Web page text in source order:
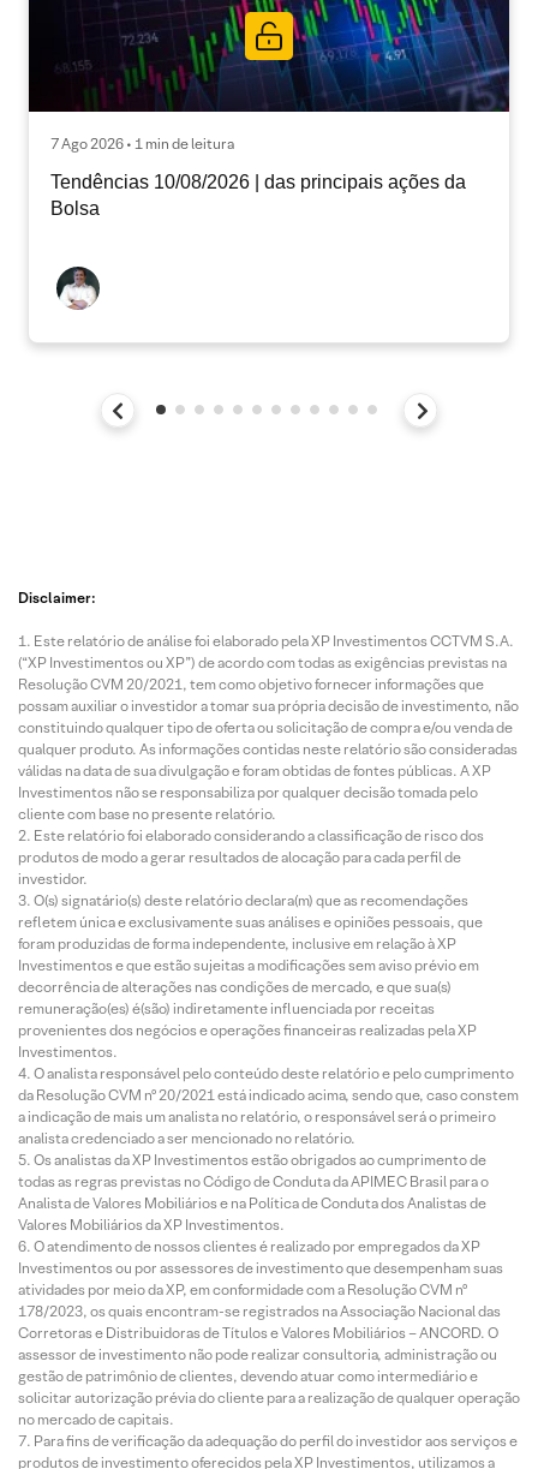
7 Ago 2026 • 1 min de leitura
Tendências 10/08/2026 | das principais ações da
Bolsa
Disclaimer:
Este relatório de análise foi elaborado pela XP Investimentos CCTVM S.A.
(“XP Investimentos ou XP”) de acordo com todas as exigências previstas na
Resolução CVM 20/2021, tem como objetivo fornecer informações que
possam auxiliar o investidor a tomar sua própria decisão de investimento, não
constituindo qualquer tipo de oferta ou solicitação de compra e/ou venda de
qualquer produto. As informações contidas neste relatório são consideradas
válidas na data de sua divulgação e foram obtidas de fontes públicas. A XP
Investimentos não se responsabiliza por qualquer decisão tomada pelo
cliente com base no presente relatório.
Este relatório foi elaborado considerando a classificação de risco dos
produtos de modo a gerar resultados de alocação para cada perfil de
investidor.
O(s) signatário(s) deste relatório declara(m) que as recomendações
refletem única e exclusivamente suas análises e opiniões pessoais, que
foram produzidas de forma independente, inclusive em relação à XP
Investimentos e que estão sujeitas a modificações sem aviso prévio em
decorrência de alterações nas condições de mercado, e que sua(s)
remuneração(es) é(são) indiretamente influenciada por receitas
provenientes dos negócios e operações financeiras realizadas pela XP
Investimentos.
O analista responsável pelo conteúdo deste relatório e pelo cumprimento
da Resolução CVM nº 20/2021 está indicado acima, sendo que, caso constem
a indicação de mais um analista no relatório, o responsável será o primeiro
analista credenciado a ser mencionado no relatório.
Os analistas da XP Investimentos estão obrigados ao cumprimento de
todas as regras previstas no Código de Conduta da APIMEC Brasil para o
Analista de Valores Mobiliários e na Política de Conduta dos Analistas de
Valores Mobiliários da XP Investimentos.
O atendimento de nossos clientes é realizado por empregados da XP
Investimentos ou por assessores de investimento que desempenham suas
atividades por meio da XP, em conformidade com a Resolução CVM nº
178/2023, os quais encontram-se registrados na Associação Nacional das
Corretoras e Distribuidoras de Títulos e Valores Mobiliários – ANCORD. O
assessor de investimento não pode realizar consultoria, administração ou
gestão de patrimônio de clientes, devendo atuar como intermediário e
solicitar autorização prévia do cliente para a realização de qualquer operação
no mercado de capitais.
Para fins de verificação da adequação do perfil do investidor aos serviços e
produtos de investimento oferecidos pela XP Investimentos, utilizamos a